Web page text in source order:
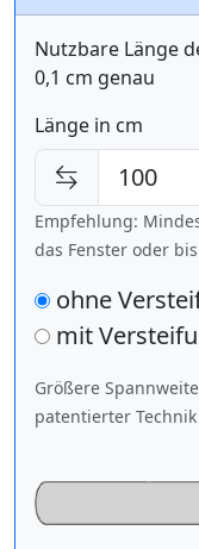
Nutzbare Länge
0,1 cm genau
Länge in cm
Empfehlung:
das Fenster oder
ohne
mit
Größere
patentierter